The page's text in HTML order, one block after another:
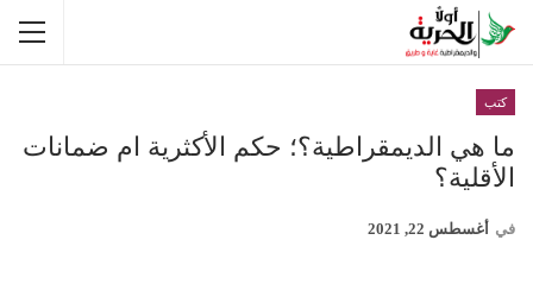
كتب
ما هي الديمقراطية؟؛ حكم الأكثرية ام ضمانات
الأقلية؟
في أغسطس 22, 2021